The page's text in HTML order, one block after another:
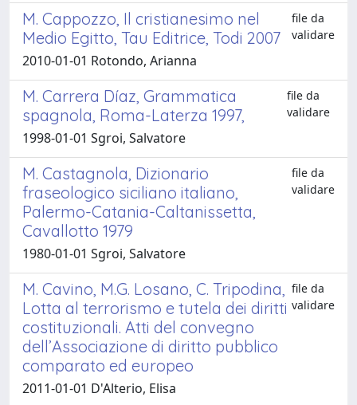
M. Cappozzo, Il cristianesimo nel
Medio Egitto, Tau Editrice, Todi 2007
file da
validare
2010-01-01 Rotondo, Arianna
M. Carrera Díaz, Grammatica
spagnola, Roma-Laterza 1997,
file da
validare
1998-01-01 Sgroi, Salvatore
M. Castagnola, Dizionario
fraseologico siciliano italiano,
Palermo-Catania-Caltanissetta,
Cavallotto 1979
file da
validare
1980-01-01 Sgroi, Salvatore
M. Cavino, M.G. Losano, C. Tripodina,
Lotta al terrorismo e tutela dei diritti
costituzionali. Atti del convegno
dell’Associazione di diritto pubblico
comparato ed europeo
file da
validare
2011-01-01 D'Alterio, Elisa